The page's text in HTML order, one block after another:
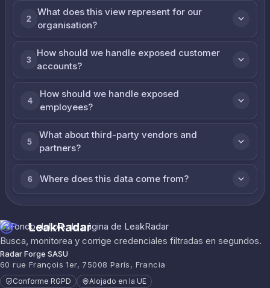
2
What does this view represent for our
organisation?
3
How should we handle exposed customer
accounts?
4
How should we handle exposed
employees?
5
What about third-party vendors and
partners?
6 Where does this data come from?
LeakRadar
Busca, monitorea y corrige credenciales filtradas en segundos.
Radar Forge SASU
60 rue François 1er, 75008 París, Francia
Conforme RGPD Alojado en la UE